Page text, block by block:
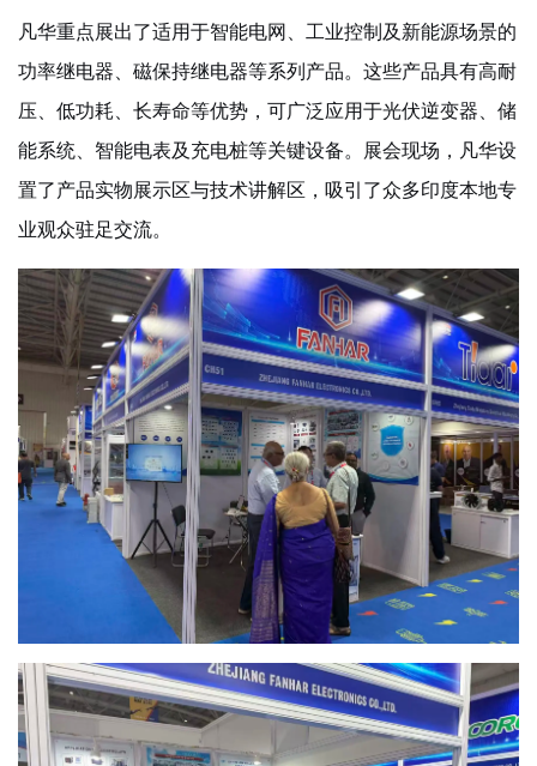
凡华重点展出了适用于智能电网、工业控制及新能源场景的
功率继电器、磁保持继电器等系列产品。这些产品具有高耐
压、低功耗、长寿命等优势，可广泛应用于光伏逆变器、储
能系统、智能电表及充电桩等关键设备。展会现场，凡华设
置了产品实物展示区与技术讲解区，吸引了众多印度本地专
业观众驻足交流。